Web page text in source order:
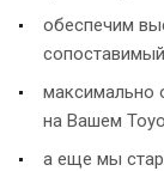
обеспечим
максимально
на Вашем
а еще мы